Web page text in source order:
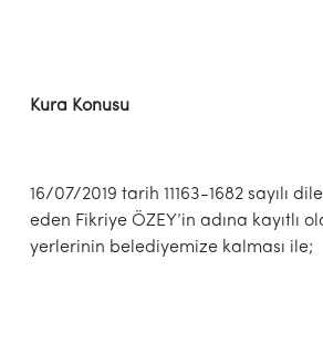
Kura Konusu
16/07/2019 tarih 11163-1682 sayılı
eden Fikriye ÖZEY’in adına kayıtlı
yerlerinin belediyemize kalması ile;